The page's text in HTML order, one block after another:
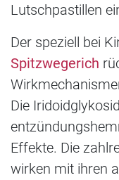
Lutschpastillen
Der speziell bei
Spitzwegerich
Die
Effekte. Die
wirken mit ihren